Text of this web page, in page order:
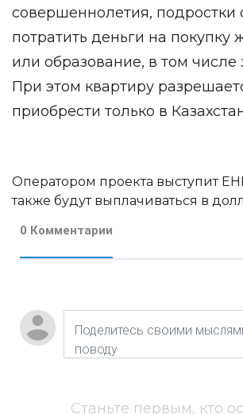
совершеннолетия, подростки
потратить деньги на покупку
или образование, в том числе
При этом квартиру
приобрести только в
Оператором проекта выступит
также будут выплачиваться в
0 Комментарии
Станьте первым, кто